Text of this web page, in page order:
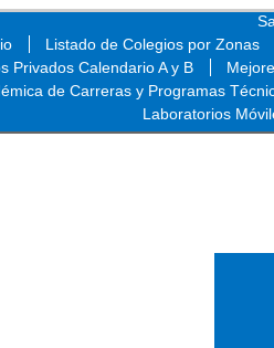
Listado de Colegios por Zonas
Privados Calendario A y B
de Carreras y Programas
Laboratorios